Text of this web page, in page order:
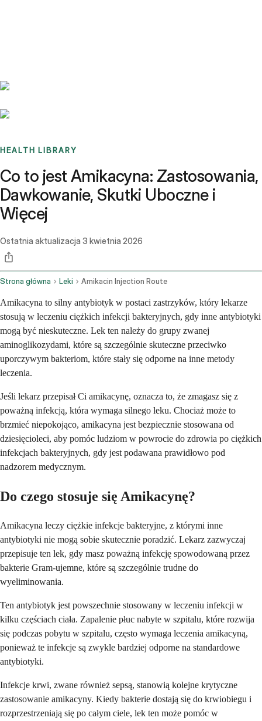
HEALTH LIBRARY
Co to jest Amikacyna: Zastosowania,
Dawkowanie, Skutki Uboczne i
Więcej
Ostatnia aktualizacja 3 kwietnia 2026
Strona główna Leki Amikacin Injection Route
Amikacyna to silny antybiotyk w postaci zastrzyków, który lekarze
stosują w leczeniu ciężkich infekcji bakteryjnych, gdy inne antybiotyki
mogą być nieskuteczne. Lek ten należy do grupy zwanej
aminoglikozydami, które są szczególnie skuteczne przeciwko
uporczywym bakteriom, które stały się odporne na inne metody
leczenia.
Jeśli lekarz przepisał Ci amikacynę, oznacza to, że zmagasz się z
poważną infekcją, która wymaga silnego leku. Chociaż może to
brzmieć niepokojąco, amikacyna jest bezpiecznie stosowana od
dziesięcioleci, aby pomóc ludziom w powrocie do zdrowia po ciężkich
infekcjach bakteryjnych, gdy jest podawana prawidłowo pod
nadzorem medycznym.
Do czego stosuje się Amikacynę?
Amikacyna leczy ciężkie infekcje bakteryjne, z którymi inne
antybiotyki nie mogą sobie skutecznie poradzić. Lekarz zazwyczaj
przepisuje ten lek, gdy masz poważną infekcję spowodowaną przez
bakterie Gram-ujemne, które są szczególnie trudne do
wyeliminowania.
Ten antybiotyk jest powszechnie stosowany w leczeniu infekcji w
kilku częściach ciała. Zapalenie płuc nabyte w szpitalu, które rozwija
się podczas pobytu w szpitalu, często wymaga leczenia amikacyną,
ponieważ te infekcje są zwykle bardziej odporne na standardowe
antybiotyki.
Infekcje krwi, zwane również sepsą, stanowią kolejne krytyczne
zastosowanie amikacyny. Kiedy bakterie dostają się do krwiobiegu i
rozprzestrzeniają się po całym ciele, lek ten może pomóc w